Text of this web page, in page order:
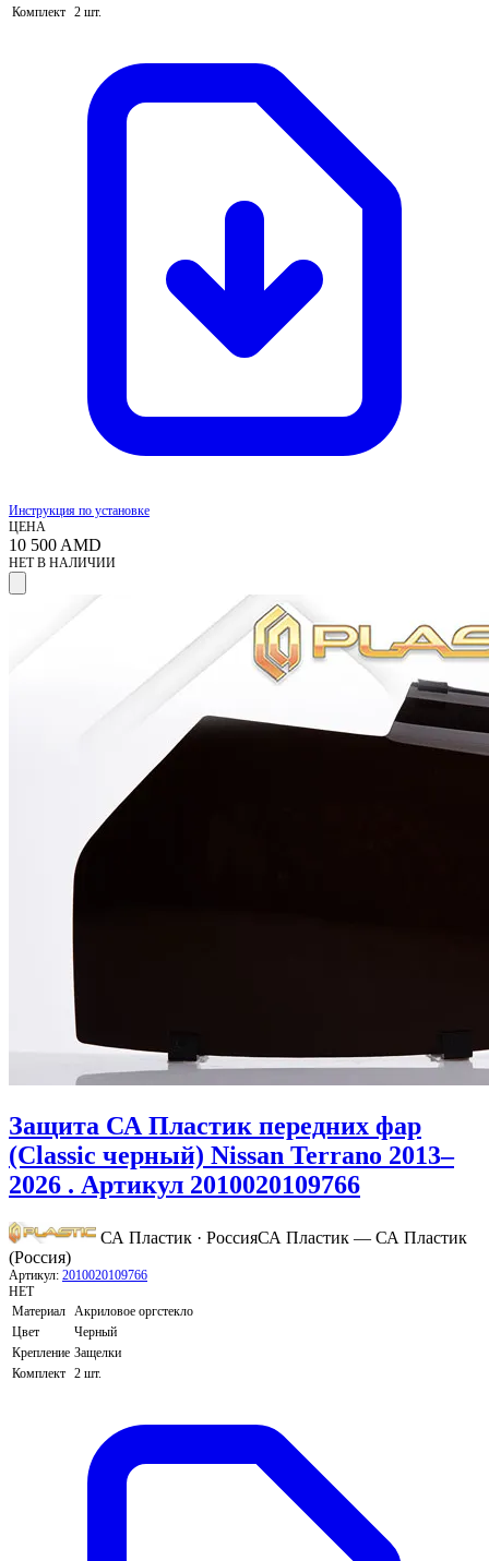
Комплект 2 шт.
Инструкция по установке
ЦЕНА
10 500 AMD
НЕТ В НАЛИЧИИ
Защита СА Пластик передних фар
(Classic черный) Nissan Terrano 2013–
2026 . Артикул 2010020109766
СА Пластик · РоссияСА Пластик — СА Пластик
(Россия)
Артикул: 2010020109766
НЕТ
Материал
Акриловое оргстекло
Цвет
Черный
Крепление Защелки
Комплект 2 шт.